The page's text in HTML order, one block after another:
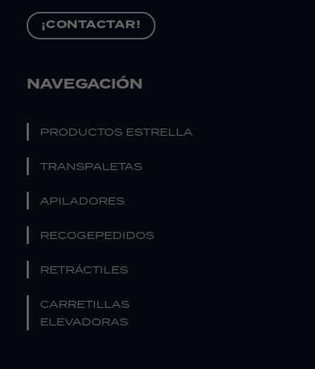
¡CONTACTAR!
NAVEGACIÓN
PRODUCTOS ESTRELLA
TRANSPALETAS
APILADORES
RECOGEPEDIDOS
RETRÁCTILES
CARRETILLAS
ELEVADORAS